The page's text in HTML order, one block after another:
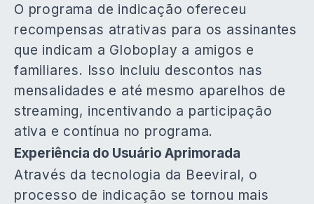
O programa de indicação ofereceu
recompensas atrativas para os assinantes
que indicam a Globoplay a amigos e
familiares. Isso incluiu descontos nas
mensalidades e até mesmo aparelhos de
streaming, incentivando a participação
ativa e contínua no programa.
Experiência do Usuário Aprimorada
Através da tecnologia da Beeviral, o
processo de indicação se tornou mais